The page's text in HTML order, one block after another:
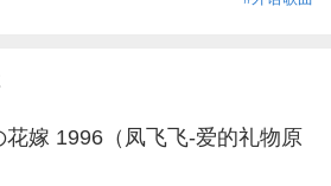
嫁 1996（凤飞飞-爱的礼物原